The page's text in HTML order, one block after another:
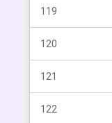
119
120
121
122